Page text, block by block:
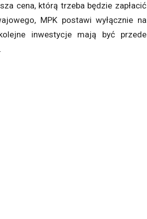
cena, którą trzeba będzie zapłacić
MPK postawi wyłącznie na
inwestycje mają być przede